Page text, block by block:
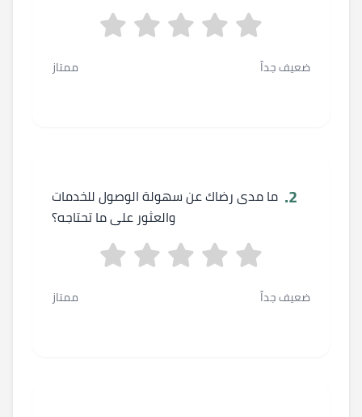
ضعيف جداً ممتاز
2. ما مدى رضاك عن سهولة الوصول للخدمات
والعثور على ما تحتاجه؟
ضعيف جداً ممتاز